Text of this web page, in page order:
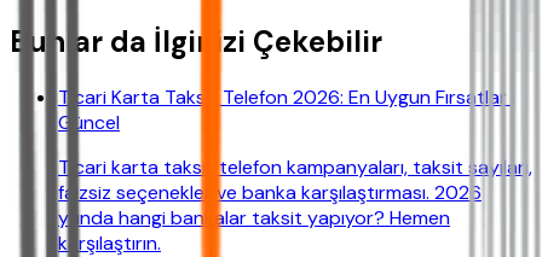
Bunlar da İlginizi Çekebilir
Ticari Karta Taksit Telefon 2026: En Uygun Fırsatlar |
Güncel
Ticari karta taksit telefon kampanyaları, taksit sayıları,
faizsiz seçenekler ve banka karşılaştırması. 2026
yılında hangi bankalar taksit yapıyor? Hemen
karşılaştırın.